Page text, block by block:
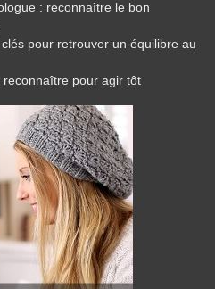
: reconnaître le bon
pour retrouver un équilibre au
pour agir tôt